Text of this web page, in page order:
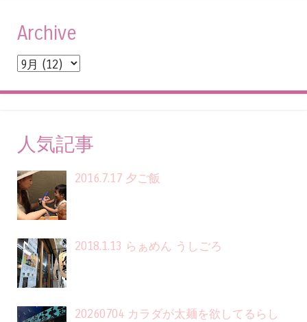
Archive
人気記事
2016.7.17 夕ご飯
2018.1.13 らぁめん うしごろ
20260704 カラダが太麺を欲してるらし